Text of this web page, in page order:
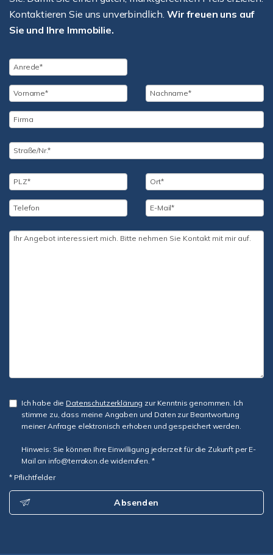
Kontaktieren Sie uns unverbindlich. Wir freuen uns auf
Sie und Ihre Immobilie.
Ich habe die Datenschutzerklärung zur Kenntnis genommen. Ich
stimme zu, dass meine Angaben und Daten zur Beantwortung
meiner Anfrage elektronisch erhoben und gespeichert werden.
Hinweis: Sie können Ihre Einwilligung jederzeit für die Zukunft per E-
Mail an info@terrakon.de widerrufen. *
* Pflichtfelder
Absenden